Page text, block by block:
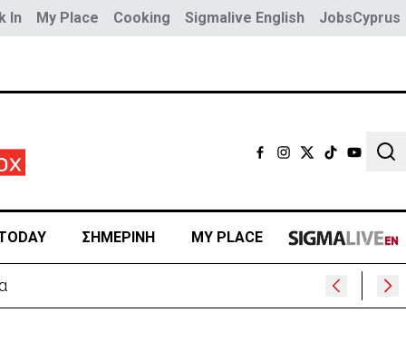
In My Place Cooking Sigmalive English JobsCyprus
ΣΗΜΕΡΙΝΗ MY PLACE